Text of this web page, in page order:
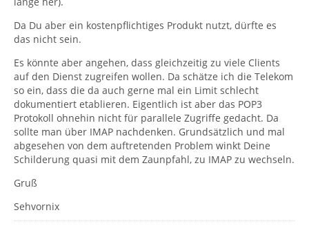
Da Du aber ein kostenpflichtiges Produkt nutzt, dürfte es
das nicht sein.
Es könnte aber angehen, dass gleichzeitig zu viele Clients
auf den Dienst zugreifen wollen. Da schätze ich die Telekom
so ein, dass die da auch gerne mal ein Limit schlecht
dokumentiert etablieren. Eigentlich ist aber das POP3
Protokoll ohnehin nicht für parallele Zugriffe gedacht. Da
sollte man über IMAP nachdenken. Grundsätzlich und mal
abgesehen von dem auftretenden Problem winkt Deine
Schilderung quasi mit dem Zaunpfahl, zu IMAP zu wechseln.
Gruß
Sehvornix